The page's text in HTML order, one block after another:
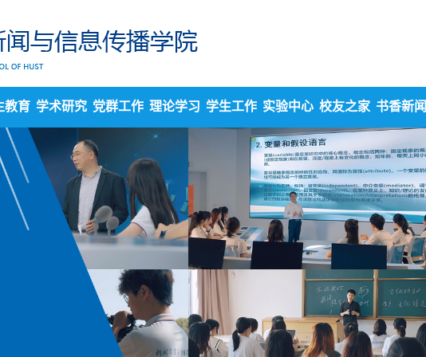
教育 学术研究 党群工作 理论学习 学生工作 实验中心 校友之家 书香新闻